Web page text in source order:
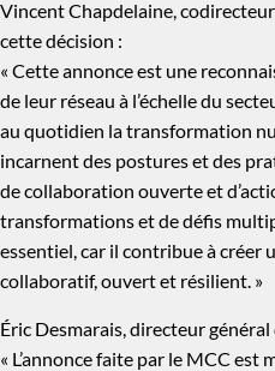
Vincent Chapdelaine,
cette décision :
« Cette annonce est une
de leur réseau à l’échelle du
au quotidien la transformation
incarnent des postures et des
de collaboration ouverte et
transformations et de défis
essentiel, car il contribue à créer
collaboratif, ouvert et résilient. »
Éric Desmarais, directeur
« L’annonce faite par le MCC est